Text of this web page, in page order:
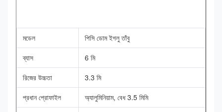
মডেল
পিসি ডোম ইগলু তাঁবু
ব্যাস
6 মি
রিজের উচ্চতা
3.3 মি
প্রধান প্রোফাইল
অ্যালুমিনিয়াম, বেধ 3.5 মিমি